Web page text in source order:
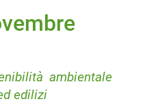
ambientale
edilizi